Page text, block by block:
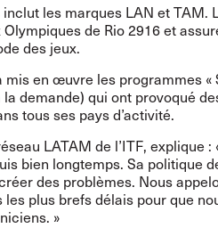
les marques LAN et TAM.
de Rio 2916 et
des jeux.
mis en œuvre les programmes «
demande) qui ont provoqué
tous ses pays d’activité.
LATAM de l’ITF, explique :
bien longtemps. Sa politique
des problèmes. Nous
plus brefs délais pour que
»